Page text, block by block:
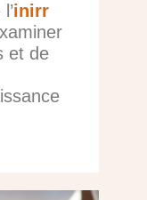
inirr
et de